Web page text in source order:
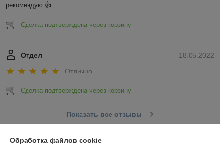
рекомендую 👍
Сделка подтверждена через корзину
18.05.2022
Отдел
Отлично
Сделка подтверждена через корзину
Показать все отзывы
Обработка файлов cookie